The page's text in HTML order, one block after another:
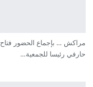
مراكش … بإجماع الحضور فتاح
حارفي رئيسا للجمعية…